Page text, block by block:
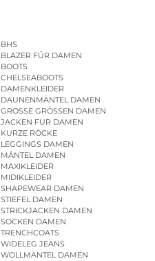
BHS
BLAZER FÜR DAMEN
BOOTS
CHELSEABOOTS
DAMENKLEIDER
DAUNENMÄNTEL DAMEN
GROSSE GRÖSSEN DAMEN
JACKEN FÜR DAMEN
KURZE RÖCKE
LEGGINGS DAMEN
MÄNTEL DAMEN
MAXIKLEIDER
MIDIKLEIDER
SHAPEWEAR DAMEN
STIEFEL DAMEN
STRICKJACKEN DAMEN
SOCKEN DAMEN
TRENCHCOATS
WIDELEG JEANS
WOLLMÄNTEL DAMEN